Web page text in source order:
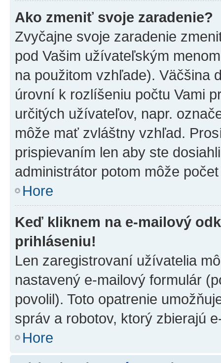
Ako zmeniť svoje zaradenie?
Zvyčajne svoje zaradenie
pod Vašim užívateľským
na použitom vzhľade). Väčšina
úrovní k rozlíšeniu počtu Vami
určitých užívateľov, napr.
môže mať zvláštny vzhľad.
prispievaním len aby ste
administrátor potom môže
Hore
Keď kliknem na e-mailový
prihláseniu!
Len zaregistrovaní užívatelia
nastavený e-mailový formulár
povolil). Toto opatrenie
správ a robotov, ktorý zbierajú
Hore